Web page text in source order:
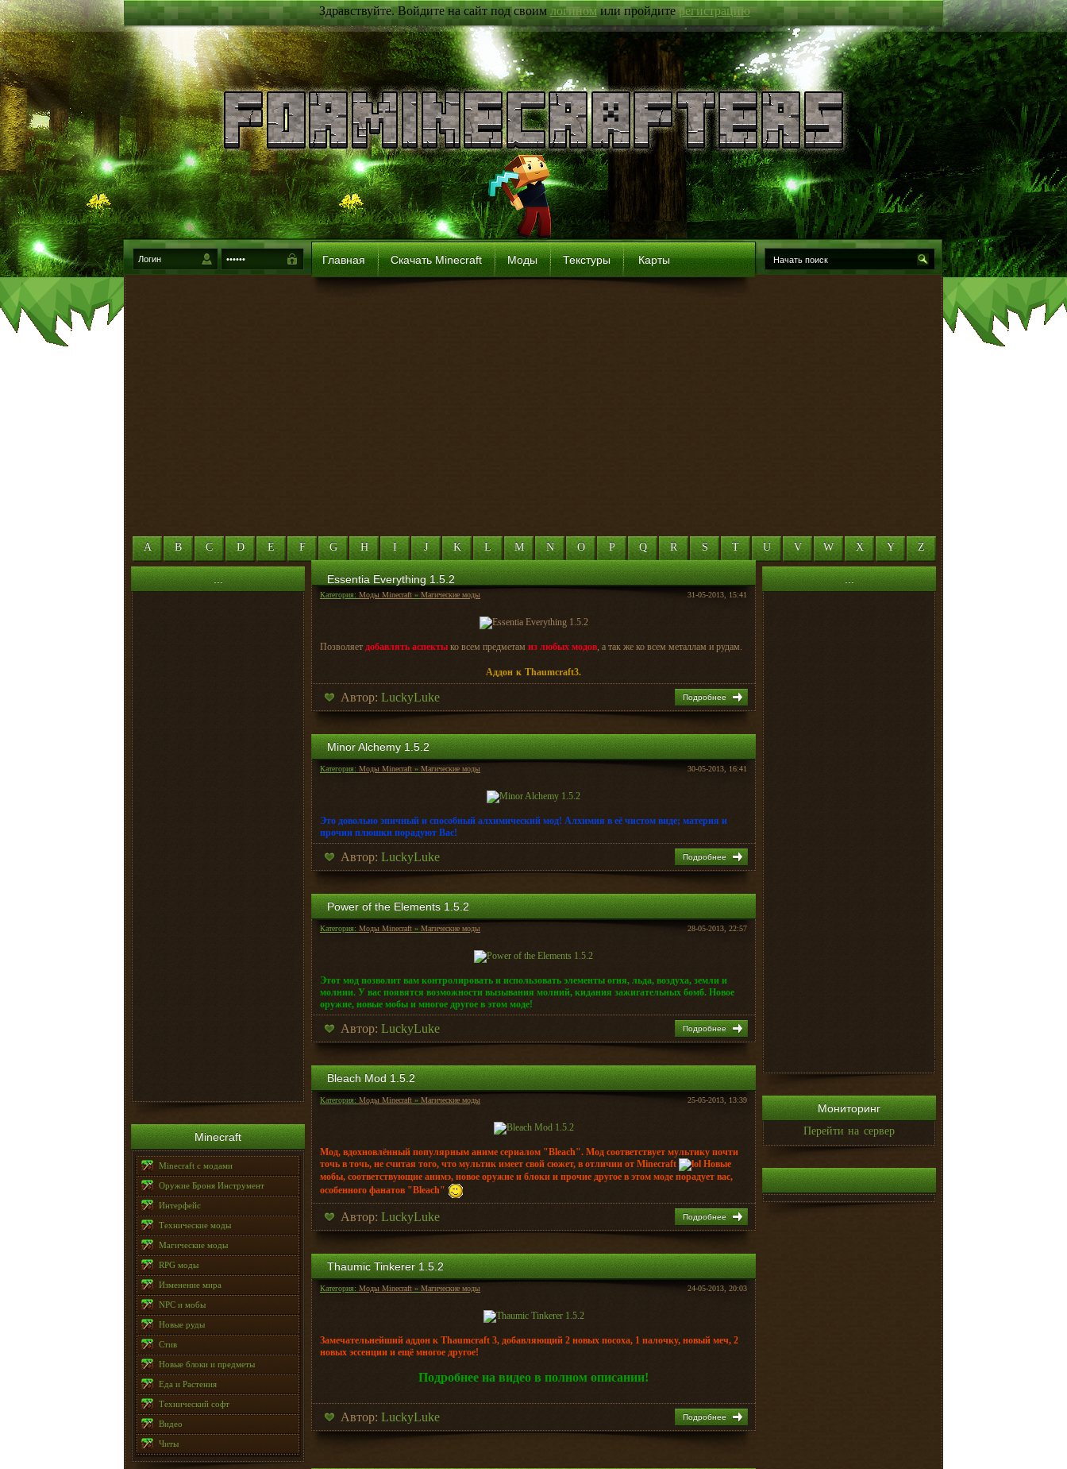
Здравствуйте. Войдите на сайт под своим логиномили пройдитерегистрацию
Главная Скачать Minecraft Моды Текстуры Карты
A B C D E F G H I J K L M N O P Q R S T U V W X Y Z
...
Minecraft
Minecraft с модами
Оружие Броня Инструмент
Интерфейс
Технические моды
Магические моды
RPG моды
Изменение мира
NPC и мобы
Новые руды
Стив
Новые блоки и предметы
Еда и Растения
Технический софт
Видео
Читы
...
Мониторинг
Перейти на сервер
Essentia Everything 1.5.2
Категория: Моды Minecraft » Магические моды 31-05-2013, 15:41
Позволяет добавлять аспекты ко всем предметам из любых модов, а так же ко всем металлам и рудам.
Аддон к Thaumcraft3.
Автор: LuckyLuke Подробнее
Minor Alchemy 1.5.2
Категория: Моды Minecraft » Магические моды 30-05-2013, 16:41
Это довольно эпичный и способный алхимический мод! Алхимия в её чистом виде; материя и
прочии плюшки порадуют Вас!
Автор: LuckyLuke Подробнее
Power of the Elements 1.5.2
Категория: Моды Minecraft » Магические моды 28-05-2013, 22:57
Этот мод позволит вам контролировать и использовать элементы огня, льда, воздуха, земли и
молнии. У вас появятся возможности вызывания молний, кидания зажигательных бомб. Новое
оружие, новые мобы и многое другое в этом моде!
Автор: LuckyLuke Подробнее
Bleach Mod 1.5.2
Категория: Моды Minecraft » Магические моды 25-05-2013, 13:39
Мод, вдохновлённый популярным аниме сериалом "Bleach". Мод соответствует мультику почти
точь в точь, не считая того, что мультик имеет свой сюжет, в отличии от Minecraft
Новые
мобы, соответствующие анимэ, новое оружие и блоки и прочие другое в этом моде порадует вас,
особенного фанатов "Bleach"
Автор: LuckyLuke Подробнее
Thaumic Tinkerer 1.5.2
Категория: Моды Minecraft » Магические моды 24-05-2013, 20:03
Замечательнейший аддон к Thaumcraft 3, добавляющий 2 новых посоха, 1 палочку, новый меч, 2
новых эссенции и ещё многое другое!
Подробнее на видео в полном описании!
Автор: LuckyLuke Подробнее